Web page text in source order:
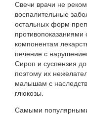
Свечи врачи не
воспалительные
остальных форм
противопоказаниями
компонентам
печение с
Сироп и суспензия
поэтому их
малышам с
глюкозы.
Самыми